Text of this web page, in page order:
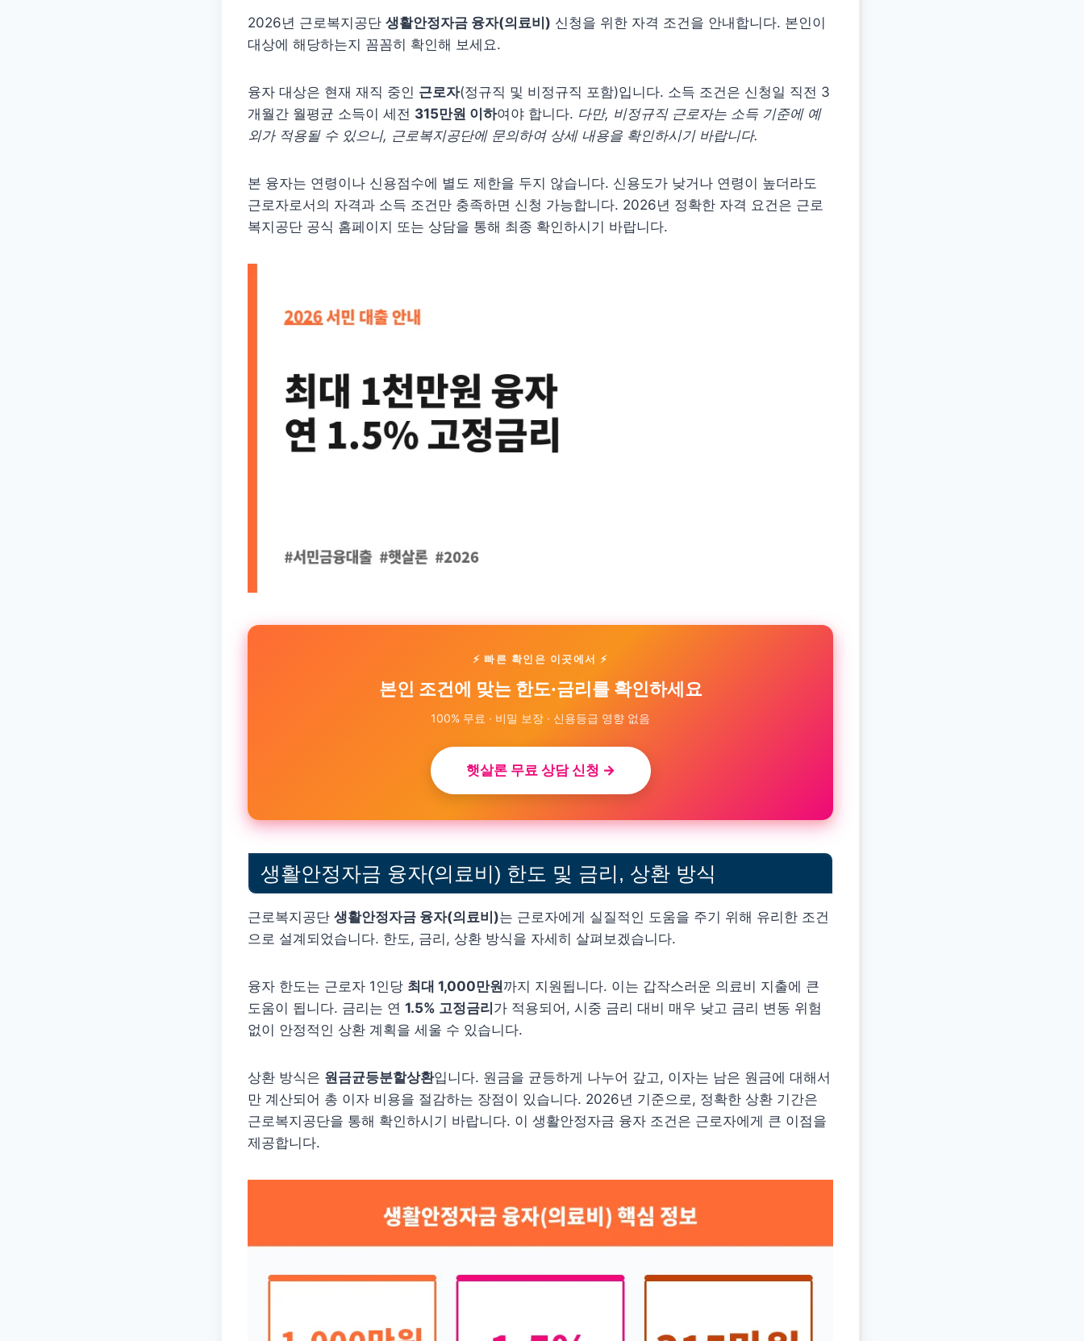
2026년 근로복지공단 생활안정자금 융자(의료비) 신청을 위한 자격 조건을 안내합니다. 본인이
대상에 해당하는지 꼼꼼히 확인해 보세요.
융자 대상은 현재 재직 중인 근로자(정규직 및 비정규직 포함)입니다. 소득 조건은 신청일 직전 3
개월간 월평균 소득이 세전 315만원 이하여야 합니다. 다만, 비정규직 근로자는 소득 기준에 예
외가 적용될 수 있으니, 근로복지공단에 문의하여 상세 내용을 확인하시기 바랍니다.
본 융자는 연령이나 신용점수에 별도 제한을 두지 않습니다. 신용도가 낮거나 연령이 높더라도
근로자로서의 자격과 소득 조건만 충족하면 신청 가능합니다. 2026년 정확한 자격 요건은 근로
복지공단 공식 홈페이지 또는 상담을 통해 최종 확인하시기 바랍니다.
⚡ 빠른 확인은 이곳에서 ⚡
본인 조건에 맞는 한도·금리를 확인하세요
100% 무료 · 비밀 보장 · 신용등급 영향 없음
햇살론 무료 상담 신청 →
생활안정자금 융자(의료비) 한도 및 금리, 상환 방식
근로복지공단 생활안정자금 융자(의료비)는 근로자에게 실질적인 도움을 주기 위해 유리한 조건
으로 설계되었습니다. 한도, 금리, 상환 방식을 자세히 살펴보겠습니다.
융자 한도는 근로자 1인당 최대 1,000만원까지 지원됩니다. 이는 갑작스러운 의료비 지출에 큰
도움이 됩니다. 금리는 연 1.5% 고정금리 가 적용되어, 시중 금리 대비 매우 낮고 금리 변동 위험
없이 안정적인 상환 계획을 세울 수 있습니다.
상환 방식은 원금균등분할상환입니다. 원금을 균등하게 나누어 갚고, 이자는 남은 원금에 대해서
만 계산되어 총 이자 비용을 절감하는 장점이 있습니다. 2026년 기준으로, 정확한 상환 기간은
근로복지공단을 통해 확인하시기 바랍니다. 이 생활안정자금 융자 조건은 근로자에게 큰 이점을
제공합니다.